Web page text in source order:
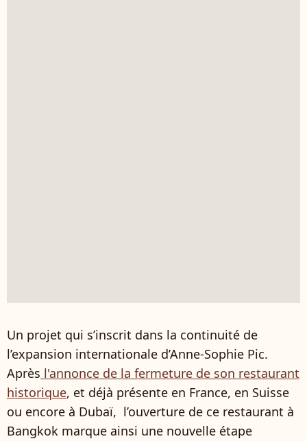
Un projet qui s’inscrit dans la continuité de
l’expansion internationale d’Anne-Sophie Pic.
Après l'annonce de la fermeture de son restaurant
historique, et déjà présente en France, en Suisse
ou encore à Dubaï, l’ouverture de ce restaurant à
Bangkok marque ainsi une nouvelle étape